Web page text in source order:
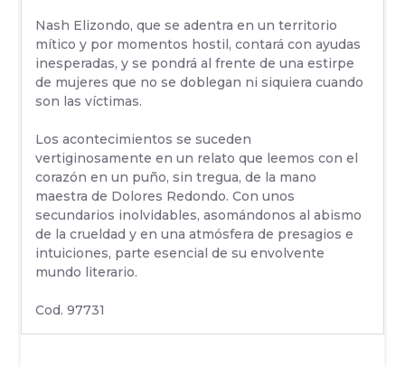
Nash Elizondo, que se adentra en un territorio
mítico y por momentos hostil, contará con ayudas
inesperadas, y se pondrá al frente de una estirpe
de mujeres que no se doblegan ni siquiera cuando
son las víctimas.
Los acontecimientos se suceden
vertiginosamente en un relato que leemos con el
corazón en un puño, sin tregua, de la mano
maestra de Dolores Redondo. Con unos
secundarios inolvidables, asomándonos al abismo
de la crueldad y en una atmósfera de presagios e
intuiciones, parte esencial de su envolvente
mundo literario.
Cod. 97731